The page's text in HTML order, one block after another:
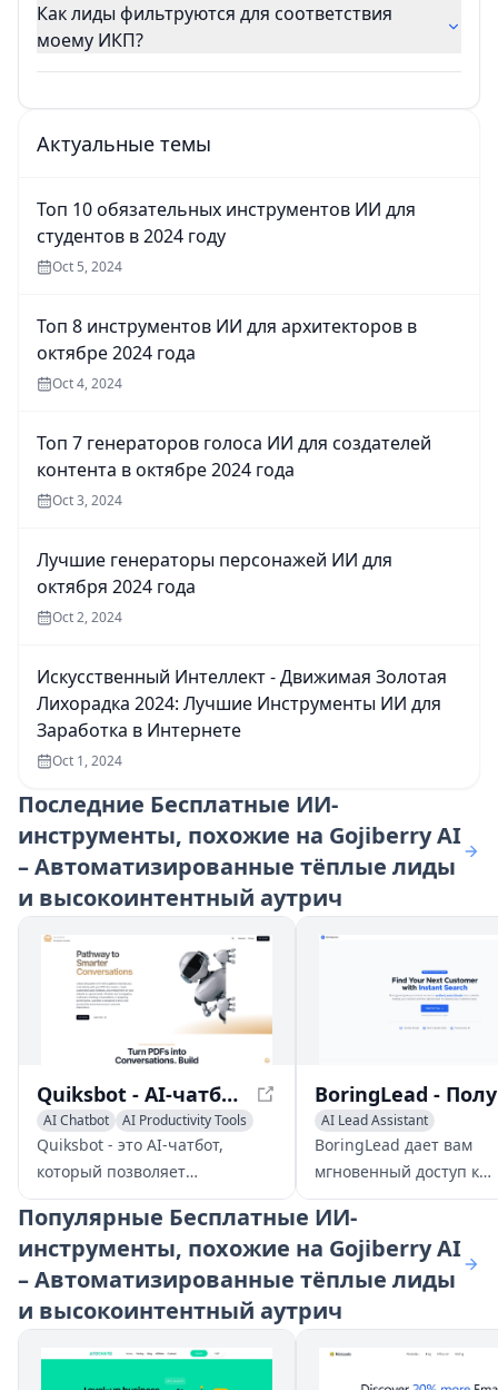
Как лиды фильтруются для соответствия
моему ИКП?
Актуальные темы
Топ 10 обязательных инструментов ИИ для
студентов в 2024 году
Oct 5, 2024
Топ 8 инструментов ИИ для архитекторов в
октябре 2024 года
Oct 4, 2024
Топ 7 генераторов голоса ИИ для создателей
контента в октябре 2024 года
Oct 3, 2024
Лучшие генераторы персонажей ИИ для
октября 2024 года
Oct 2, 2024
Искусственный Интеллект - Движимая Золотая
Лихорадка 2024: Лучшие Инструменты ИИ для
Заработка в Интернете
Oct 1, 2024
Последние Бесплатные ИИ-
инструменты, похожие на Gojiberry AI
– Автоматизированные тёплые лиды
и высокоинтентный аутрич
Quiksbot - AI-чатбот для сайтов | Чат с файлами PDF
AI Chatbot
AI Productivity Tools
AI Lead Assistant
Quiksbot - это AI-чатбот,
который позволяет
пользователям直接 общаться с
документами PDF, создавать
настраиваемые чат-боты для
продаж и встраивать их на
свой сайт для сбора лидов.
AI Lead Assistant
AI Email Marketing
Sales
BoringLead дает вам
мгновенный доступ к
проверенным лидам и
электронным адресам
LinkedIn, помогая вам
связаться с
людьми, чтобы
вашу клиентскую базу.
Популярные Бесплатные ИИ-
инструменты, похожие на Gojiberry AI
– Автоматизированные тёплые лиды
и высокоинтентный аутрич